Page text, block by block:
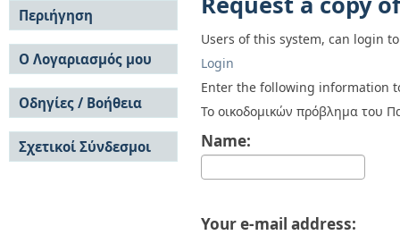
Users of this system, can login
Login
Enter the following information
Το οικοδομικών πρόβλημα του
Name:
Your e-mail address:
Περιήγηση
Σε όλο το DSpace
Κοινότητες & Συλλογές
Ανά Ημερομηνία
Έκδοσης
Συγγραφείς
Τίτλοι
Θέματα
Ο Λογαριασμός μου
Σύνδεση
Εγγραφή
Οδηγίες / Βοήθεια
Οδηγίες Υποβολής
Οδηγίες Χρήσης ΙΑ
Συχνές Ερωτήσεις
Σχετικοί Σύνδεσμοι